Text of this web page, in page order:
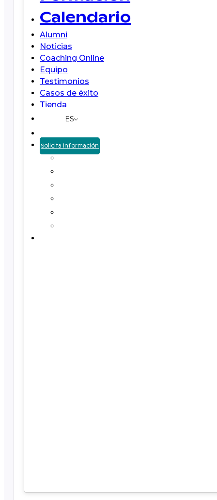
Calendario
Alumni
Noticias
Coaching Online
Equipo
Testimonios
Casos de éxito
Tienda
ES
Solicita información